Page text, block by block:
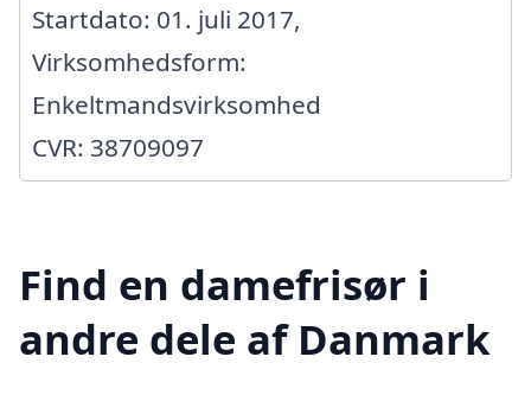
Startdato: 01. juli 2017,
Virksomhedsform:
Enkeltmandsvirksomhed
CVR: 38709097
Find en damefrisør i
andre dele af Danmark